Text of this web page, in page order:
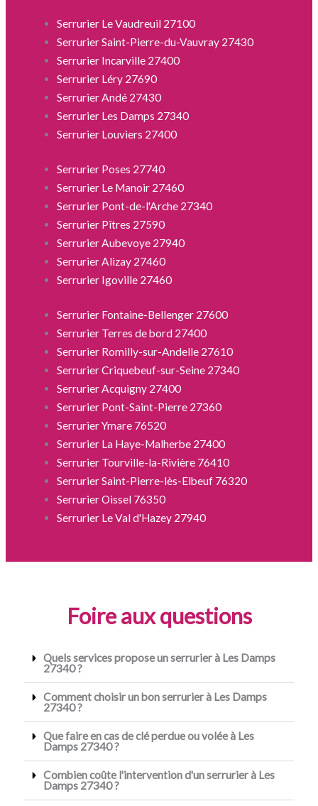
Serrurier Le Vaudreuil 27100
Serrurier Saint-Pierre-du-Vauvray 27430
Serrurier Incarville 27400
Serrurier Léry 27690
Serrurier Andé 27430
Serrurier Les Damps 27340
Serrurier Louviers 27400
Serrurier Poses 27740
Serrurier Le Manoir 27460
Serrurier Pont-de-l'Arche 27340
Serrurier Pîtres 27590
Serrurier Aubevoye 27940
Serrurier Alizay 27460
Serrurier Igoville 27460
Serrurier Fontaine-Bellenger 27600
Serrurier Terres de bord 27400
Serrurier Romilly-sur-Andelle 27610
Serrurier Criquebeuf-sur-Seine 27340
Serrurier Acquigny 27400
Serrurier Pont-Saint-Pierre 27360
Serrurier Ymare 76520
Serrurier La Haye-Malherbe 27400
Serrurier Tourville-la-Rivière 76410
Serrurier Saint-Pierre-lès-Elbeuf 76320
Serrurier Oissel 76350
Serrurier Le Val d'Hazey 27940
Foire aux questions
Quels services propose un serrurier à Les Damps
27340 ?
Comment choisir un bon serrurier à Les Damps
27340 ?
Que faire en cas de clé perdue ou volée à Les
Damps 27340 ?
Combien coûte l'intervention d'un serrurier à Les
Damps 27340 ?